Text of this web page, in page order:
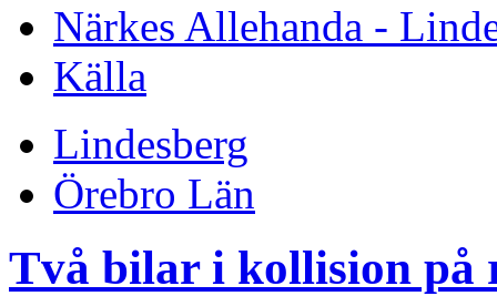
Närkes Allehanda -
Källa
Lindesberg
Örebro Län
Två bilar i kollision på